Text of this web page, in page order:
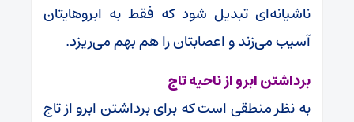
ناشیانه‌ای تبدیل شود که فقط به ابروهایتان
آسیب می‌زند و اعصابتان را هم بهم می‌ریزد.
برداشتن ابرو از ناحیه تاج
به نظر منطقی است که برای برداشتن ابرو از تاج